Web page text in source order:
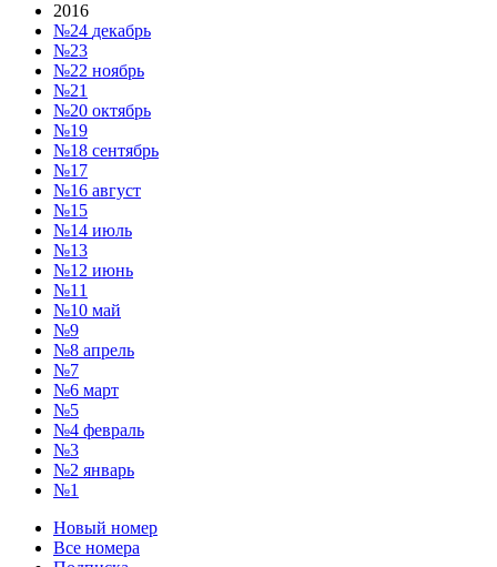
2016
№24 декабрь
№23
№22 ноябрь
№21
№20 октябрь
№19
№18 сентябрь
№17
№16 август
№15
№14 июль
№13
№12 июнь
№11
№10 май
№9
№8 апрель
№7
№6 март
№5
№4 февраль
№3
№2 январь
№1
Новый номер
Все номера